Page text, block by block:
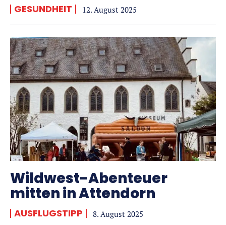
GESUNDHEIT 12. August 2025
Wildwest-Abenteuer
mitten in Attendorn
AUSFLUGSTIPP 8. August 2025